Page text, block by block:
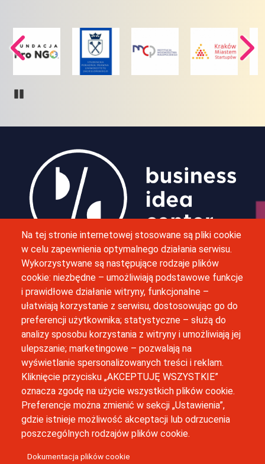
Na tej stronie internetowej stosowane są pliki cookie
w celu zapewnienia optymalnego działania serwisu.
Wykorzystywane są następujące rodzaje plików
cookie: niezbędne – umożliwiają podstawowe funkcje
i prawidłowe działanie witryny, funkcjonalne –
ułatwiają korzystanie z serwisu, dostosowując go do
preferencji użytkownika; statystyczne – służą do
analizy sposobu korzystania z witryny i umożliwiają jej
ulepszanie; marketingowe – pozwalają na
wyświetlanie spersonalizowanych treści i reklam.
Kliknięcie przycisku „AKCEPTUJĘ WSZYSTKIE”
oznacza zgodę na użycie wszystkich plików cookie.
Preferencje można zmienić w sekcji „Ustawienia”,
gdzie istnieje możliwość akceptacji lub odrzucenia
poszczególnych rodzajów plików cookie.
Dokumentacja plików cookie
Obraz
M. Bobrzyńskiego 12, 30-348 Kraków
(12) 664 42 06
inkubator@uj.edu.pl
Newsletter
Strategicznego Inicjatywa Doskonałości w Uniwersytecie